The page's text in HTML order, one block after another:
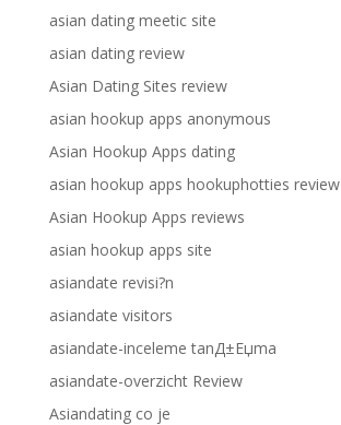
asian dating meetic site
asian dating review
Asian Dating Sites review
asian hookup apps anonymous
Asian Hookup Apps dating
asian hookup apps hookuphotties review
Asian Hookup Apps reviews
asian hookup apps site
asiandate revisi?n
asiandate visitors
asiandate-inceleme tanД±Еџma
asiandate-overzicht Review
Asiandating co je